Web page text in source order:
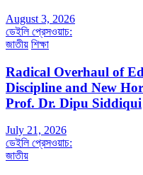
August 3, 2026
ডেইলি প্রেসওয়াচ:
জাতীয় শিক্ষা
Radical Overhaul of
Discipline and New
Prof. Dr. Dipu Siddiqui
July 21, 2026
ডেইলি প্রেসওয়াচ:
জাতীয়